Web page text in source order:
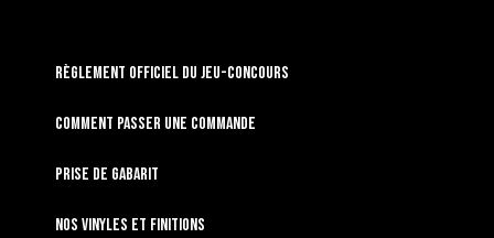
RÈGLEMENT OFFICIEL DU JEU-CONCOURS
Comment passer une commande
Prise de gabarit
Nos vinyles et finitions